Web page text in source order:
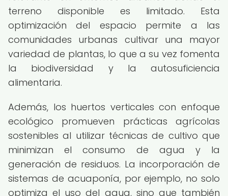
terreno disponible es limitado. Esta
optimización del espacio permite a las
comunidades urbanas cultivar una mayor
variedad de plantas, lo que a su vez fomenta
la biodiversidad y la autosuficiencia
alimentaria.
Además, los huertos verticales con enfoque
ecológico promueven prácticas agrícolas
sostenibles al utilizar técnicas de cultivo que
minimizan el consumo de agua y la
generación de residuos. La incorporación de
sistemas de acuaponía, por ejemplo, no solo
optimiza el uso del agua, sino que también